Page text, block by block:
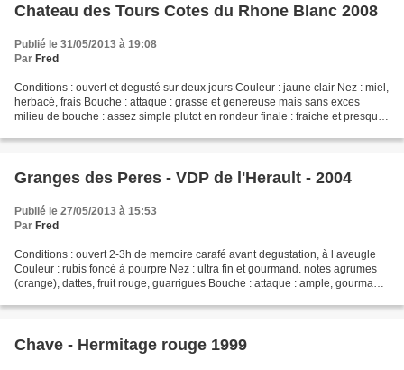
Chateau des Tours Cotes du Rhone Blanc 2008
Publié le 31/05/2013 à 19:08
Par Fred
Conditions : ouvert et degusté sur deux jours Couleur : jaune clair Nez : miel,
herbacé, frais Bouche : attaque : grasse et genereuse mais sans exces
milieu de bouche : assez simple plutot en rondeur finale : fraiche et presque
Granges des Peres - VDP de l'Herault - 2004
Publié le 27/05/2013 à 15:53
Par Fred
Conditions : ouvert 2-3h de memoire carafé avant degustation, à l aveugle
Couleur : rubis foncé à pourpre Nez : ultra fin et gourmand. notes agrumes
(orange), dattes, fruit rouge, guarrigues Bouche : attaque : ample, gourmand,
Chave - Hermitage rouge 1999